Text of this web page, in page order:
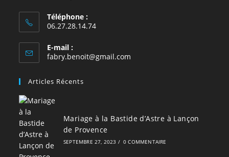
Téléphone :
06.27.28.14.74
E-mail :
fabry.benoit@gmail.com
Articles Récents
Mariage à la Bastide d’Astre à Lançon
de Provence
SEPTEMBRE 27, 2023 / 0 COMMENTAIRE